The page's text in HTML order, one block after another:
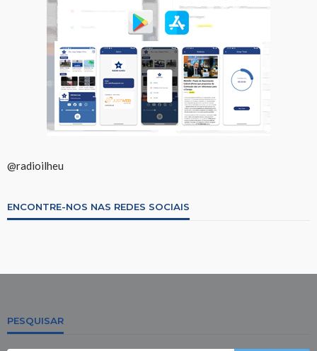
@radioilheu
ENCONTRE-NOS NAS REDES SOCIAIS
PESQUISAR